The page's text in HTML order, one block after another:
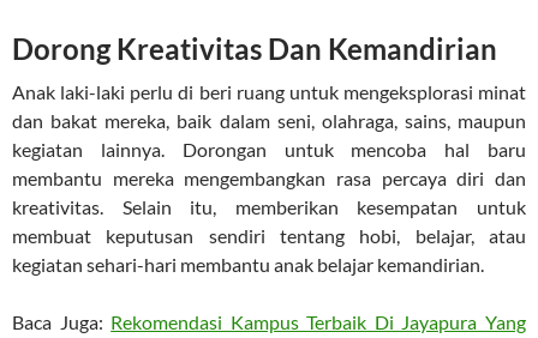
Dorong Kreativitas Dan Kemandirian
Anak laki-laki perlu di beri ruang untuk mengeksplorasi minat
dan bakat mereka, baik dalam seni, olahraga, sains, maupun
kegiatan lainnya. Dorongan untuk mencoba hal baru
membantu mereka mengembangkan rasa percaya diri dan
kreativitas. Selain itu, memberikan kesempatan untuk
membuat keputusan sendiri tentang hobi, belajar, atau
kegiatan sehari-hari membantu anak belajar kemandirian.
Baca Juga: Rekomendasi Kampus Terbaik Di Jayapura Yang